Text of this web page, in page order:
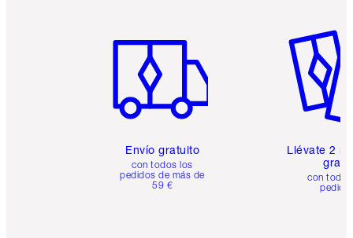
Envío gratuito
con todos los
pedidos de más de
59 €
Llévate 2
gratis
con